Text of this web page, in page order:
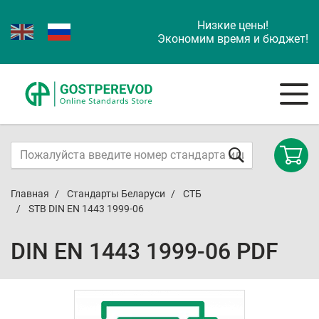
Низкие цены!
Экономим время и бюджет!
Главная Стандарты Беларуси
СТБ
STB DIN EN 1443 1999-06
DIN EN 1443 1999-06 PDF